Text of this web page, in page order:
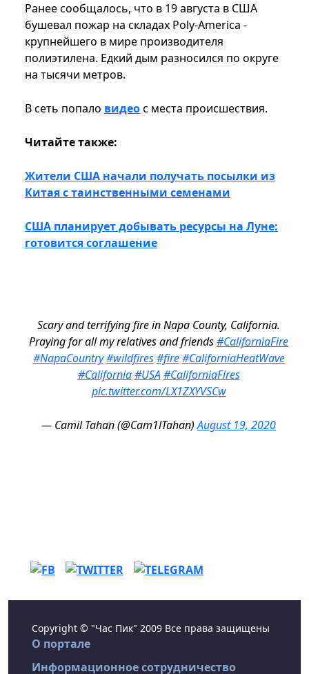
Ранее сообщалось, что в 19 августа в США
бушевал пожар на складах Poly-America -
крупнейшего в мире производителя
полиэтилена. Едкий дым разносился по округе
на тысячи метров.
В сеть попало видеос места происшествия.
Читайте также:
Жители США начали получать посылки из
Китая с таинственными семенами
США планирует добывать ресурсы на Луне:
готовится соглашение
Scary and terrifying fire in Napa County, California.
Praying for all my relatives and friends#CaliforniaFire
#NapaCountry #wildfires #fire #CaliforniaHeatWave
#California #USA #CaliforniaFires
pic.twitter.com/LX1ZXYVSCw
— Camil Tahan (@Cam1lTahan)August 19, 2020
Copyright © "Час Пик" 2009 Все права защищены
О портале
Информационное сотрудничество